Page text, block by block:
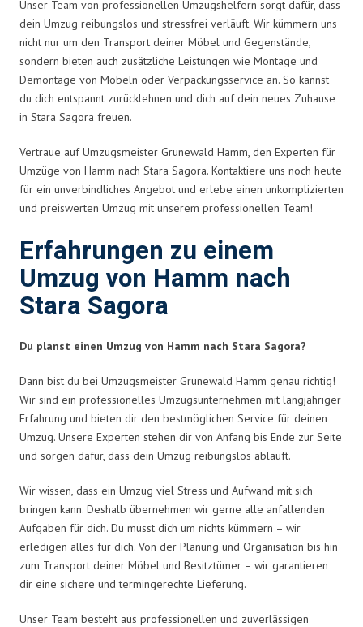
Unser Team von professionellen Umzugshelfern sorgt dafür, dass
dein Umzug reibungslos und stressfrei verläuft. Wir kümmern uns
nicht nur um den Transport deiner Möbel und Gegenstände,
sondern bieten auch zusätzliche Leistungen wie Montage und
Demontage von Möbeln oder Verpackungsservice an. So kannst
du dich entspannt zurücklehnen und dich auf dein neues Zuhause
in Stara Sagora freuen.
Vertraue auf Umzugsmeister Grunewald Hamm, den Experten für
Umzüge von Hamm nach Stara Sagora. Kontaktiere uns noch heute
für ein unverbindliches Angebot und erlebe einen unkomplizierten
und preiswerten Umzug mit unserem professionellen Team!
Erfahrungen zu einem
Umzug von Hamm nach
Stara Sagora
Du planst einen Umzug von Hamm nach Stara Sagora?
Dann bist du bei Umzugsmeister Grunewald Hamm genau richtig!
Wir sind ein professionelles Umzugsunternehmen mit langjähriger
Erfahrung und bieten dir den bestmöglichen Service für deinen
Umzug. Unsere Experten stehen dir von Anfang bis Ende zur Seite
und sorgen dafür, dass dein Umzug reibungslos abläuft.
Wir wissen, dass ein Umzug viel Stress und Aufwand mit sich
bringen kann. Deshalb übernehmen wir gerne alle anfallenden
Aufgaben für dich. Du musst dich um nichts kümmern – wir
erledigen alles für dich. Von der Planung und Organisation bis hin
zum Transport deiner Möbel und Besitztümer – wir garantieren
dir eine sichere und termingerechte Lieferung.
Unser Team besteht aus professionellen und zuverlässigen